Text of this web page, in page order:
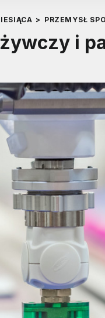
> PRZEMYSŁ
i